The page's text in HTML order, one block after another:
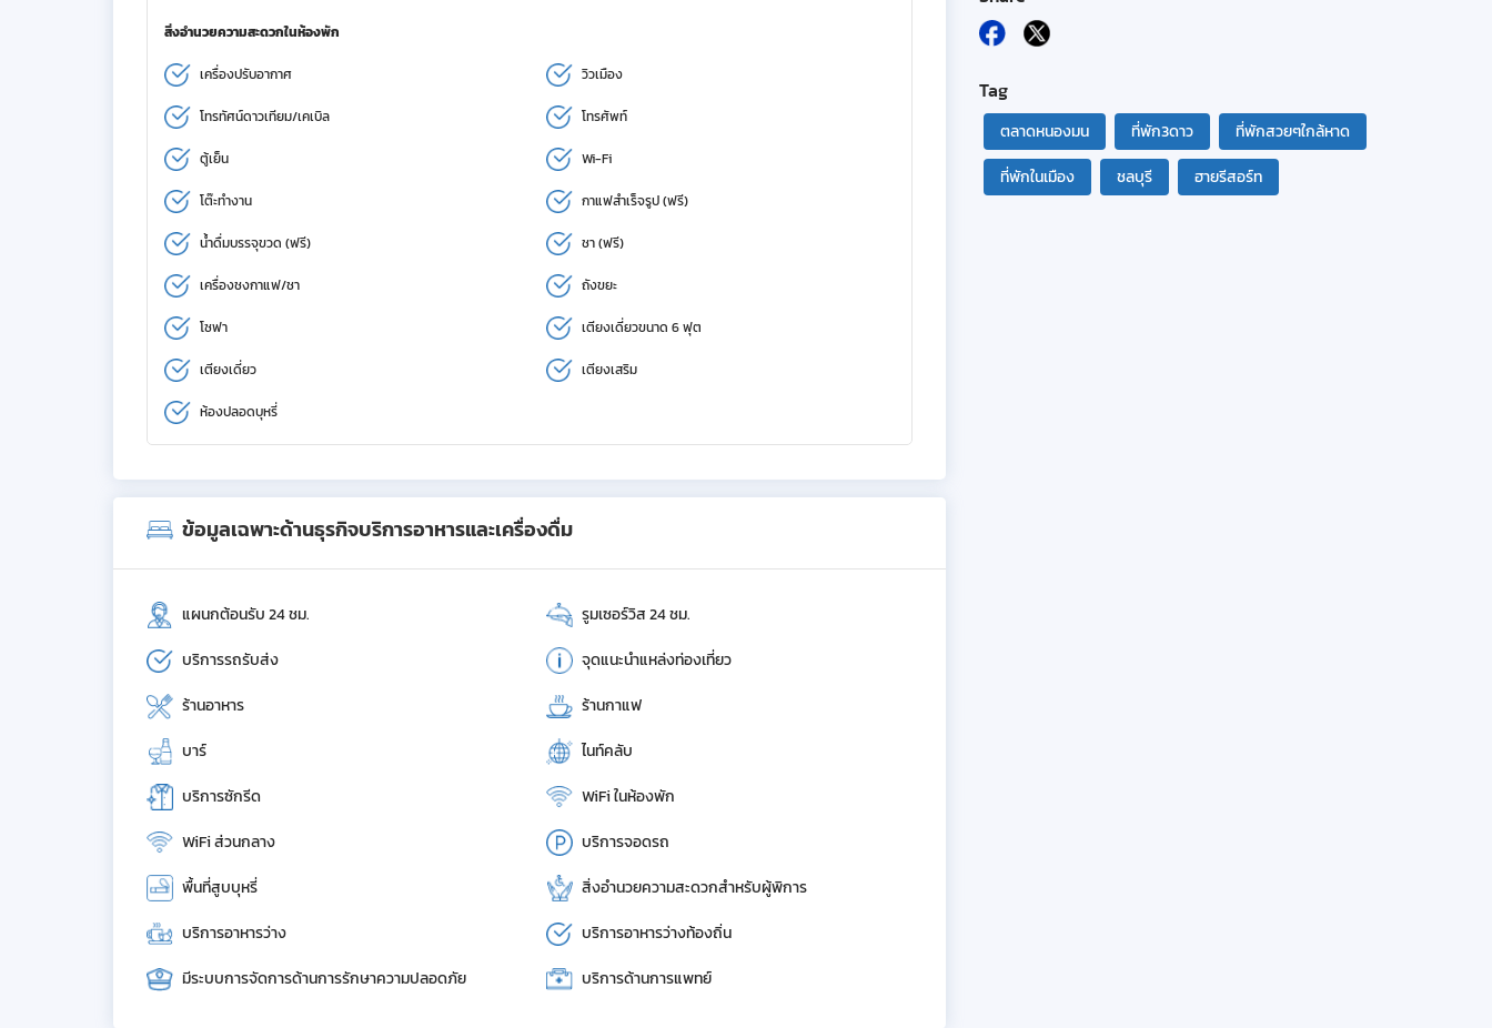
สิ่งอำนวยความสะดวกในห้องพัก
เครื่องปรับอากาศ วิวเมือง
โทรทัศน์ดาวเทียม/เคเบิล โทรศัพท์
ตู้เย็น Wi-Fi
โต๊ะทำงาน กาแฟสำเร็จรูป (ฟรี)
น้ำดื่มบรรจุขวด (ฟรี) ชา (ฟรี)
เครื่องชงกาแฟ/ชา ถังขยะ
โซฟา เตียงเดี่ยวขนาด 6 ฟุต
เตียงเดี่ยว เตียงเสริม
ห้องปลอดบุหรี่
ข้อมูลเฉพาะด้านธุรกิจบริการอาหารและเครื่องดื่ม
แผนกต้อนรับ 24 ชม.
รูมเซอร์วิส 24 ชม.
บริการรถรับส่ง
จุดแนะนำแหล่งท่องเที่ยว
ร้านอาหาร
ร้านกาแฟ
บาร์
ไนท์คลับ
บริการซักรีด
WiFi ในห้องพัก
WiFi ส่วนกลาง
บริการจอดรถ
พื้นที่สูบบุหรี่
สิ่งอำนวยความสะดวกสำหรับผู้พิการ
บริการอาหารว่าง
บริการอาหารว่างท้องถิ่น
มีระบบการจัดการด้านการรักษาความปลอดภัย
บริการด้านการแพทย์
Tag
ตลาดหนองมน ที่พัก3ดาว
ที่พักสวยๆใกล้หาด
ที่พักในเมือง
ชลบุรี ฮายรีสอร์ท